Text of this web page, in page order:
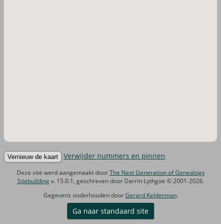
Verwijder nummers en pinnen
Deze site werd aangemaakt doorThe Next Generation of Genealogy
Sitebuildingv. 15.0.1, geschreven door Darrin Lythgoe © 2001-2026.
Gegevens onderhouden doorGerard Kelderman.
Ga naar standaard site